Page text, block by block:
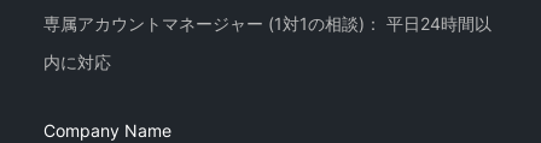
専属アカウントマネージャー (1対1の相談)： 平日24時間以
Company Name